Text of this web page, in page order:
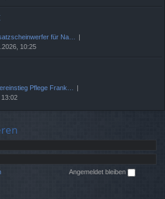
für Na…
10:25
Pflege Frank…
13:02
Angemeldet bleiben